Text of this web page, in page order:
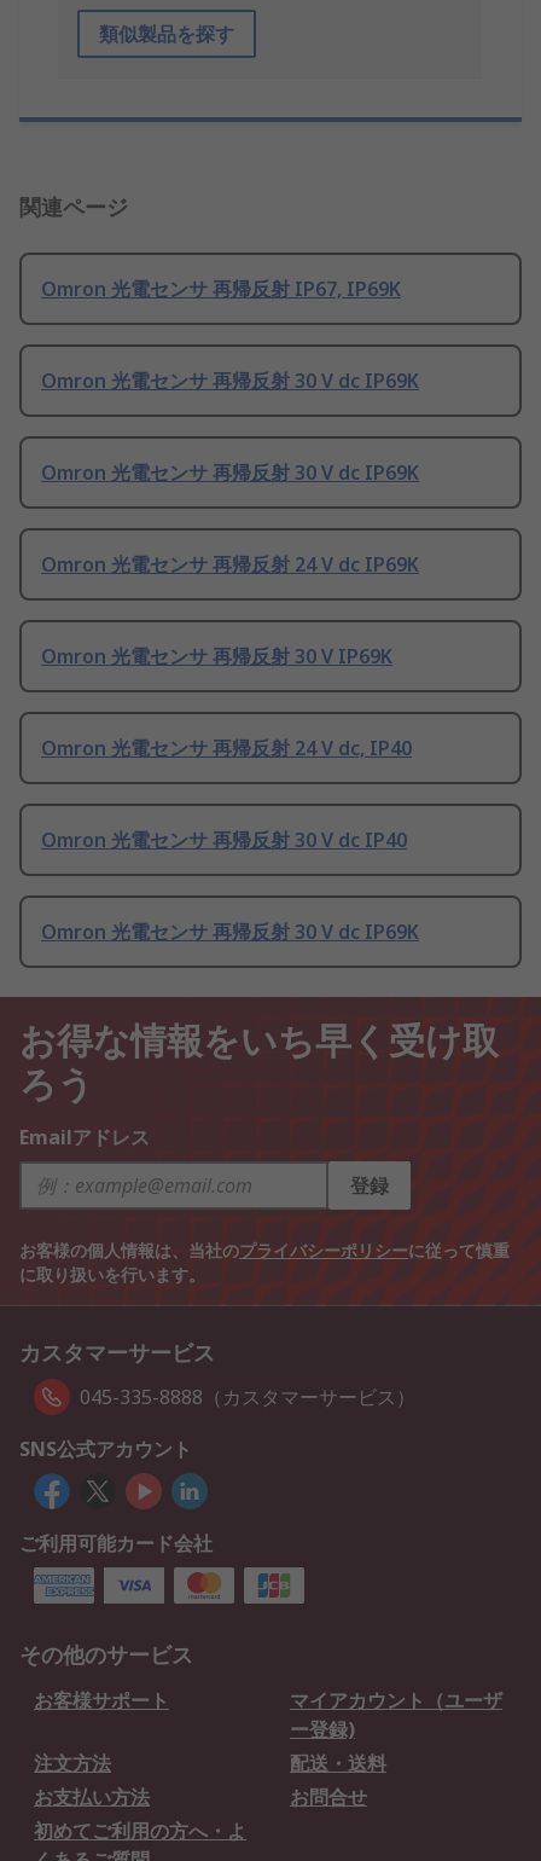
類似製品を探す
関連ページ
Omron 光電センサ 再帰反射 IP67, IP69K
Omron 光電センサ 再帰反射 30 V dc IP69K
Omron 光電センサ 再帰反射 30 V dc IP69K
Omron 光電センサ 再帰反射 24 V dc IP69K
Omron 光電センサ 再帰反射 30 V IP69K
Omron 光電センサ 再帰反射 24 V dc, IP40
Omron 光電センサ 再帰反射 30 V dc IP40
Omron 光電センサ 再帰反射 30 V dc IP69K
お得な情報をいち早く受け取
ろう
Emailアドレス
登録
お客様の個人情報は、当社のプライバシーポリシーに従って慎重
に取り扱いを行います。
カスタマーサービス
045-335-8888（カスタマーサービス）
SNS公式アカウント
ご利用可能カード会社
その他のサービス
お客様サポート
マイアカウント（ユーザ
ー登録)
注文方法
配送・送料
お支払い方法
お問合せ
初めてご利用の方へ・よ